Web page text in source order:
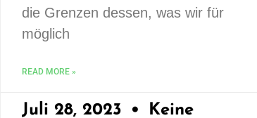
die Grenzen dessen, was wir für
möglich
READ MORE »
Juli 28, 2023 Keine